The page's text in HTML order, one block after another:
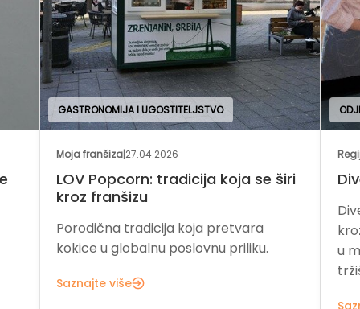
GASTRONOMIJA I UGOSTITELJSTVO
Moja franšiza|27.04.2026
LOV Popcorn: tradicija koja se širi
kroz franšizu
Porodična tradicija koja pretvara
kokice u globalnu poslovnu priliku.
Saznajte više
u